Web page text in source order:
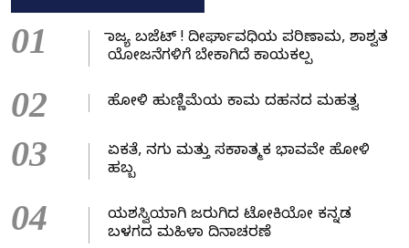
01
ರಾಜ್ಯ ಬಜೆಟ್ ! ದೀರ್ಘಾವಧಿಯ ಪರಿಣಾಮ, ಶಾಶ್ವತ
ಯೋಜನೆಗಳಿಗೆ ಬೇಕಾಗಿದೆ ಕಾಯಕಲ್ಪ
02 ಹೋಳಿ ಹುಣ್ಣಿಮೆಯ ಕಾಮ ದಹನದ ಮಹತ್ವ
03
ಏಕತೆ, ನಗು ಮತ್ತು ಸಕಾರಾತ್ಮಕ ಭಾವವೇ ಹೋಳಿ
ಹಬ್ಬ
04
ಯಶಸ್ವಿಯಾಗಿ ಜರುಗಿದ ಟೋಕಿಯೋ ಕನ್ನಡ
ಬಳಗದ ಮಹಿಳಾ ದಿನಾಚರಣೆ